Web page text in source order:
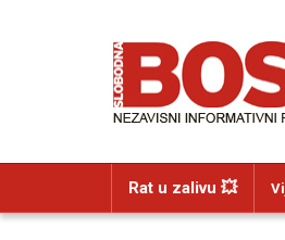
Rat u zalivu 💥